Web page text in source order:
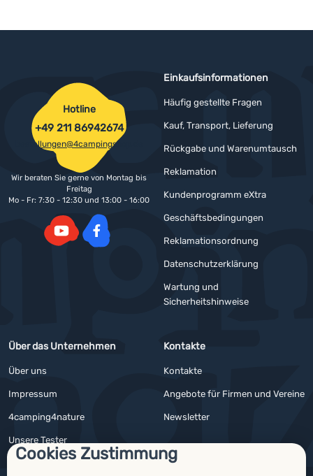
Cookies Zustimmung
Einkaufsinformationen
Häufig gestellte Fragen
Kauf, Transport, Lieferung
Rückgabe und Warenumtausch
Reklamation
Kundenprogramm eXtra
Geschäftsbedingungen
Reklamationsordnung
Datenschutzerklärung
Wartung und
Sicherheitshinweise
Über das Unternehmen
Über uns
Impressum
4camping4nature
Unsere Tester
Kontakte
Kontakte
Angebote für Firmen und Vereine
Newsletter
Hotline
+49 211 86942674
bestellungen@4campingshop.de
Wir beraten Sie gerne von Montag bis
Freitag
Mo - Fr: 7:30 - 12:30 und 13:00 - 16:00